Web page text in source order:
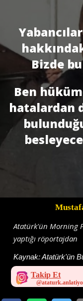
Bizde
Ben
hatalardan
Atatürk'ün Morning
yaptığı röportajdan
Kaynak:Atatürk'ün
Takip Et